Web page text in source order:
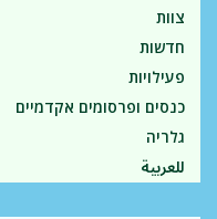
צוות
חדשות
פעילויות
כנסים ופרסומים אקדמיים
גלריה
للعربية